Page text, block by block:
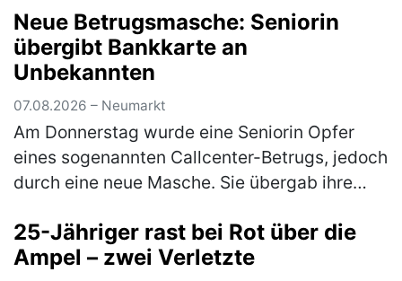
o. g. Zeitpunkt stieß ein 40-jähr…(mehr)
Neue Betrugsmasche: Seniorin
übergibt Bankkarte an
Unbekannten
07.08.2026 – Neumarkt
Am Donnerstag wurde eine Seniorin Opfer
eines sogenannten Callcenter-Betrugs, jedoch
durch eine neue Masche. Sie übergab ihre
Person. Anschließend kam es zu einer…
(mehr)
25-Jähriger rast bei Rot über die
Ampel – zwei Verletzte